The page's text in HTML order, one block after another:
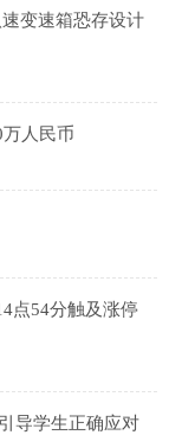
变速箱恐存设计
人民币
点54分触及涨停
导学生正确应对